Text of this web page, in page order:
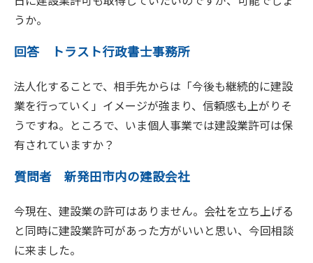
うか。
回答 トラスト行政書士事務所
法人化することで、相手先からは「今後も継続的に建設
業を行っていく」イメージが強まり、信頼感も上がりそ
うですね。ところで、いま個人事業では建設業許可は保
有されていますか？
質問者 新発田市内の建設会社
今現在、建設業の許可はありません。会社を立ち上げる
と同時に建設業許可があった方がいいと思い、今回相談
に来ました。